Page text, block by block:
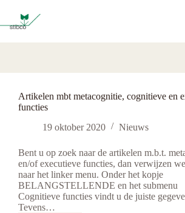
de
Artikelen mbt metacognitie, cognitieve en
functies
19 oktober 2020
Nieuws
Bent u op zoek naar de artikelen m.b.t.
en/of executieve functies, dan verwijzen
naar het linker menu. Onder het kopje
BELANGSTELLENDE en het submenu
Cognitieve functies vindt u de juiste
Tevens…